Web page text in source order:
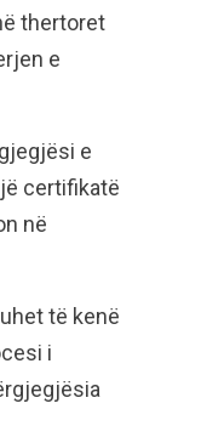
thertoret
e
e
certifikatë
në
të kenë
i